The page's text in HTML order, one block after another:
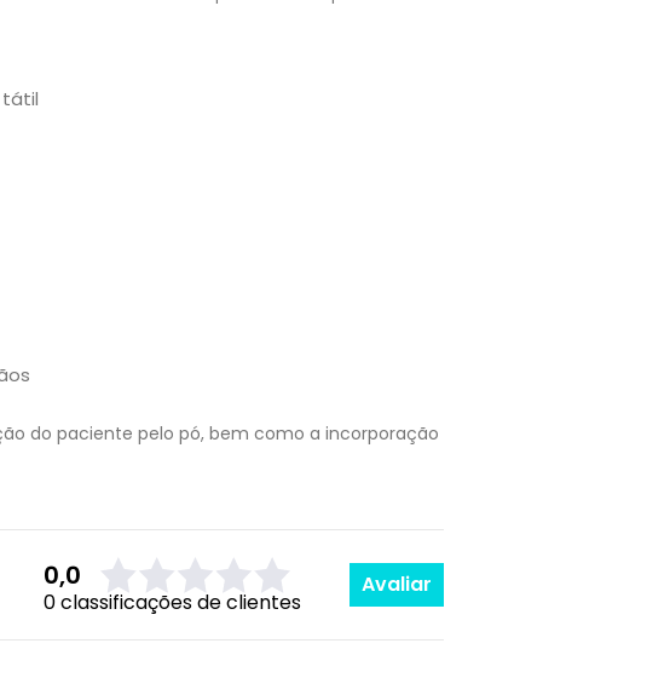
do paciente pelo pó, bem como a incorporação
0,0
0 classificações de clientes
Avaliar